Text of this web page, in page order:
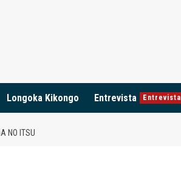
Longoka Kikongo Entrevista Entrevista
NO ITSU